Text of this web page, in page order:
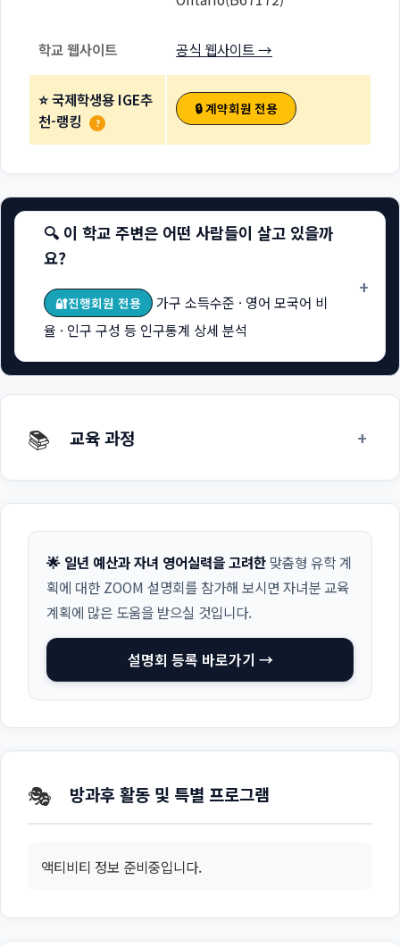
학교 웹사이트 공식 웹사이트 →
⭐ 국제학생용 IGE추
천-랭킹
?
🔒 계약회원 전용
🔍 이 학교 주변은 어떤 사람들이 살고 있을까
요?
🔐진행회원 전용
가구 소득수준 · 영어 모국어 비
율 · 인구 구성 등 인구통계 상세 분석
+
📚 교육 과정 +
🌟 일년 예산과 자녀 영어실력을 고려한 맞춤형 유학 계
획에 대한 ZOOM 설명회를 참가해 보시면 자녀분 교육
계획에 많은 도움을 받으실 것입니다.
설명회 등록 바로가기 →
🎭 방과후 활동 및 특별 프로그램
액티비티 정보 준비중입니다.